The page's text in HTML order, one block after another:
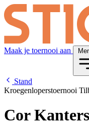
Maak je toernooi aan
Stand
Kroegenloperstoernooi
Cor